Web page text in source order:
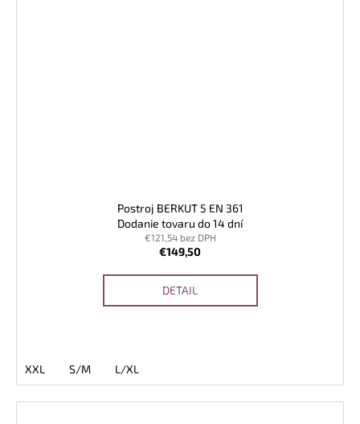
Postroj BERKUT 5 EN 361
Dodanie tovaru do 14 dní
€121,54 bez DPH
€149,50
DETAIL
XXL S/M L/XL